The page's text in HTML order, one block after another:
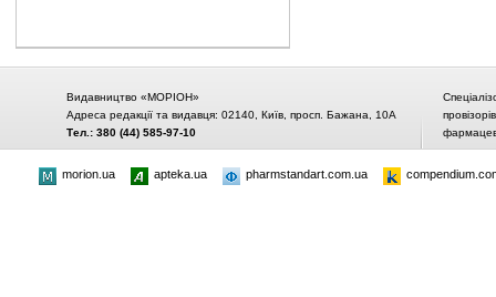
Видавництво «МОРІОН»
Адреса редакції та видавця: 02140, Київ, просп. Бажана, 10А
Тел.: 380 (44) 585-97-10
morion.ua apteka.ua pharmstandart.com.ua